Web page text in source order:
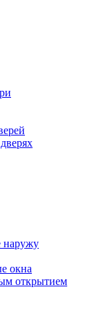
наружу
окна
открытием